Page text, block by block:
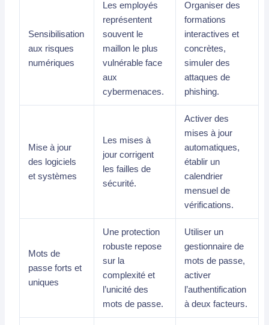
Sensibilisation
aux risques
numériques
Les employés
représentent
souvent le
maillon le plus
vulnérable face
aux
cybermenaces.
Organiser des
formations
interactives et
concrètes,
simuler des
attaques de
phishing.
Mise à jour
des logiciels
et systèmes
Les mises à
jour corrigent
les failles de
sécurité.
Activer des
mises à jour
automatiques,
établir un
calendrier
mensuel de
vérifications.
Mots de
passe forts et
uniques
Une protection
robuste repose
sur la
complexité et
l’unicité des
mots de passe.
Utiliser un
gestionnaire de
mots de passe,
activer
l’authentification
à deux facteurs.